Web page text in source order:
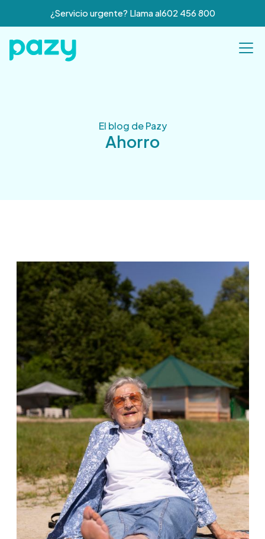
¿Servicio urgente? Llama al602 456 800
El blog de Pazy
Ahorro